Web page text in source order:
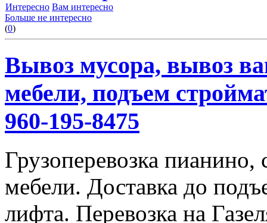
Интересно Вам интересно
Больше не интересно
(0)
Вывоз мусора, вывоз
мебели, подъем
960-195-8475
Грузоперевозка
мебели. Доставка до
лифта. Перевозка на